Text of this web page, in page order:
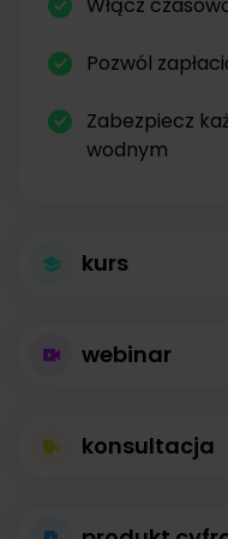
Pozwól
Zabezpiecz
wodnym
kurs
kursów
Kursy online z
opisami dostępne
webinar
bezkonsultacja